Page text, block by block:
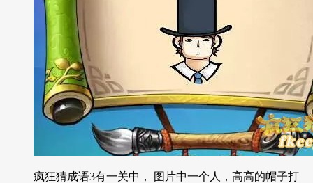
疯狂猜成语3有一关中， 图片中一个人，高高的帽子打